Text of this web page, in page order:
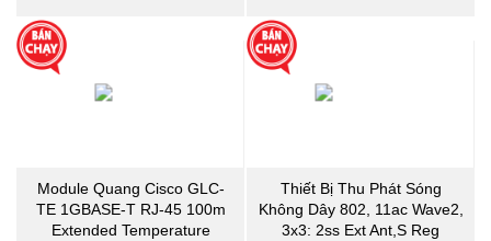
Module Quang Cisco GLC-
TE 1GBASE-T RJ-45 100m
Extended Temperature
Thiết Bị Thu Phát Sóng
Không Dây 802, 11ac Wave2,
3x3: 2ss Ext Ant,S Reg